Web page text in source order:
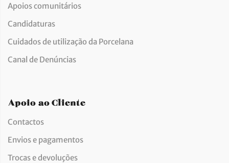
Apoios comunitários
Candidaturas
Cuidados de utilização da Porcelana
Canal de Denúncias
Apoio ao Cliente
Contactos
Envios e pagamentos
Trocas e devoluções